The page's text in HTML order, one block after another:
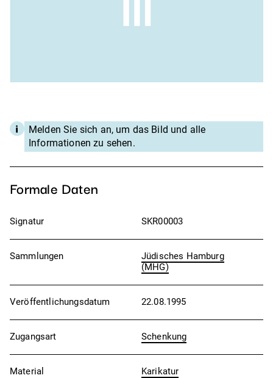
Melden Sie sich an, um das Bild und alle
Informationen zu sehen.
Formale Daten
Signatur SKR00003
Sammlungen
Jüdisches Hamburg
(MHG)
Veröffentlichungsdatum 22.08.1995
Zugangsart Schenkung
Material Karikatur